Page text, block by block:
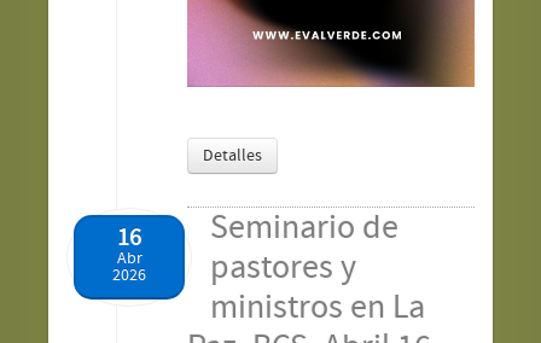
Detalles
16
Abr
2026
Seminario de
pastores y
ministros en La